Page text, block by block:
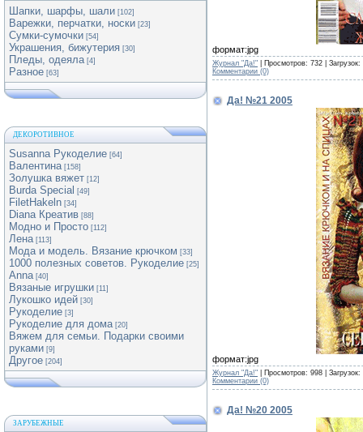
Шапки, шарфы, шали [102]
Варежки, перчатки, носки [23]
Сумки-сумочки [54]
Украшения, бижутерия [30]
Пледы, одеяла [4]
Разное [63]
ДЕКОРОТИВНОЕ
Susanna Рукоделие [64]
Валентина [158]
Золушка вяжет [12]
Burda Special [49]
FiletHakeln [34]
Diana Креатив [88]
Модно и Просто [112]
Лена [113]
Мода и модель. Вязание крючком [33]
1000 полезных советов. Рукоделие [25]
Anna [40]
Вязаные игрушки [11]
Лукошко идей [30]
Рукоделие [3]
Рукоделие для дома [20]
Вяжем для семьи. Подарки своими
руками [9]
Другое [204]
ЗАРУБЕЖНЫЕ
формат:jpg
Журнал "Да!" | Просмотров: 732 |
Комментарии (0)
Да! №21 2005
формат:jpg
Журнал "Да!" | Просмотров: 998 |
Комментарии (0)
Да! №20 2005